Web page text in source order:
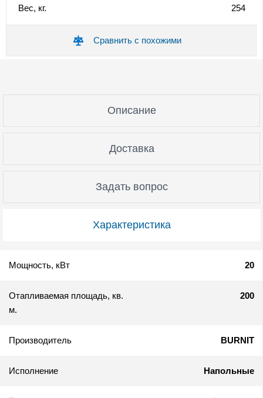
Вес, кг.
254
Сравнить с похожими
Характеристика
Описание
Доставка
Задать вопрос
Мощность, кВт 20
Отапливаемая площадь, кв.
м.
200
Производитель BURNIT
Исполнение Напольные